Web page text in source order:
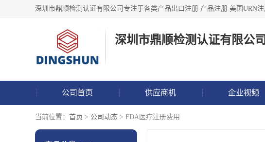
深圳市鼎顺检测认证有限公司
公司首页 供应商机 企业视频
当前位置： 首页 > 公司动态 > FDA医疗注册费用